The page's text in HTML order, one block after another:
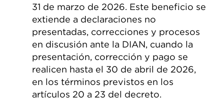
31 de marzo de 2026. Este beneficio se
extiende a declaraciones no
presentadas, correcciones y procesos
en discusión ante la DIAN, cuando la
presentación, corrección y pago se
realicen hasta el 30 de abril de 2026,
en los términos previstos en los
artículos 20 a 23 del decreto.